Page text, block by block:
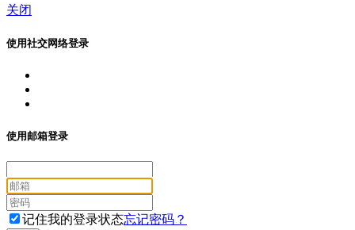
关闭
使用社交网络登录
使用邮箱登录
记住我的登录状态忘记密码？